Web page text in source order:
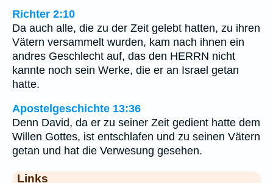
Richter 2:10
Da auch alle, die zu der Zeit gelebt hatten, zu ihren
Vätern versammelt wurden, kam nach ihnen ein
andres Geschlecht auf, das den HERRN nicht
kannte noch sein Werke, die er an Israel getan
hatte.
Apostelgeschichte 13:36
Denn David, da er zu seiner Zeit gedient hatte dem
Willen Gottes, ist entschlafen und zu seinen Vätern
getan und hat die Verwesung gesehen.
Links